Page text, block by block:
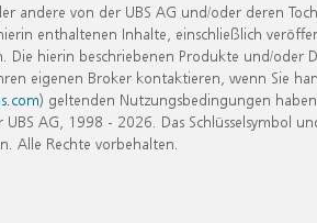
von der UBS AG und/oder deren
enthaltenen Inhalte, einschließlich
hierin beschriebenen Produkte und/oder
eigenen Broker kontaktieren, wenn Sie
) geltenden Nutzungsbedingungen
AG, 1998 - 2026. Das Schlüsselsymbol
Alle Rechte vorbehalten.